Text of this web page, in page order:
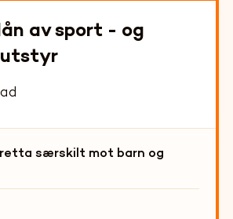
av sport - og
retta særskilt mot barn og